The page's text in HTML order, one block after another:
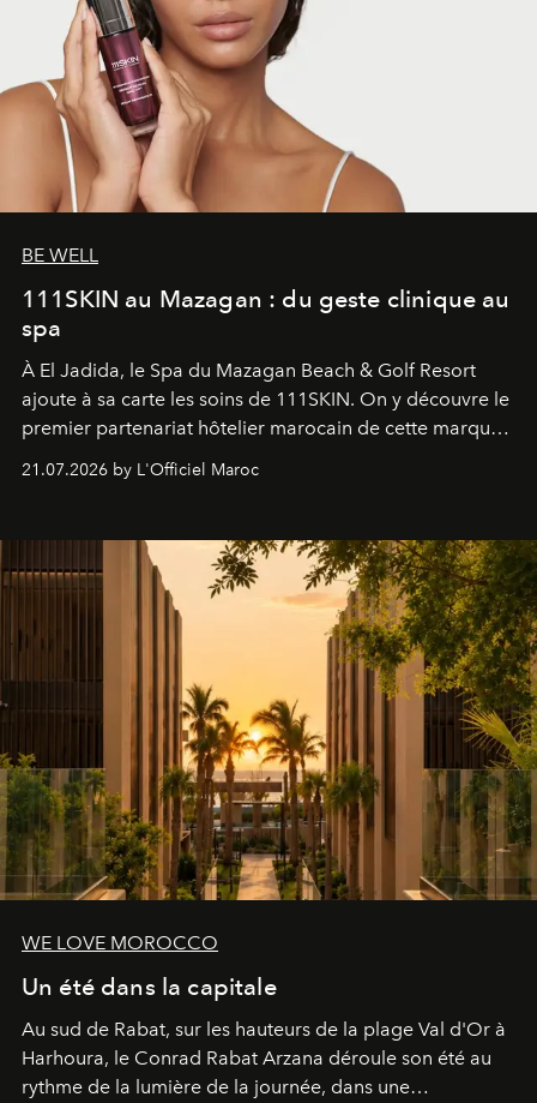
BE WELL
111SKIN au Mazagan : du geste clinique au
spa
À El Jadida, le Spa du Mazagan Beach & Golf Resort
ajoute à sa carte les soins de 111SKIN. On y découvre le
premier partenariat hôtelier marocain de cette marque
britannique, née dans un cabinet de chirurgie plastique
londonien et construite depuis autour d'un actif breveté,
21.07.2026 by L'Officiel Maroc
WE LOVE MOROCCO
Un été dans la capitale
Au sud de Rabat, sur les hauteurs de la plage Val d'Or à
Harhoura, le Conrad Rabat Arzana déroule son été au
rythme de la lumière de la journée, dans une